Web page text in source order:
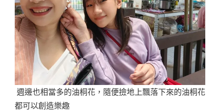
週邊也相當多的油桐花，隨便撿地上飄落下來的油桐花
都可以創造樂趣